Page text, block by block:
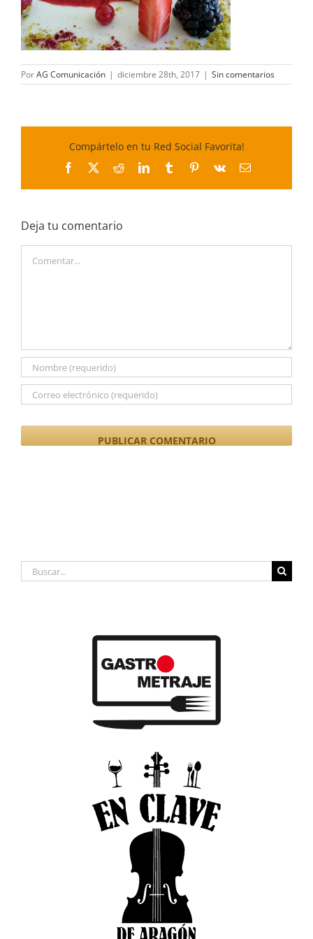
PorAG Comunicación | diciembre 28th, 2017 | Sin comentarios
Compártelo en tu Red Social Favorita!
Facebook
X RedditLinkedInTumblrPinterest
Vk
Correo
Deja tu comentario
Buscar: